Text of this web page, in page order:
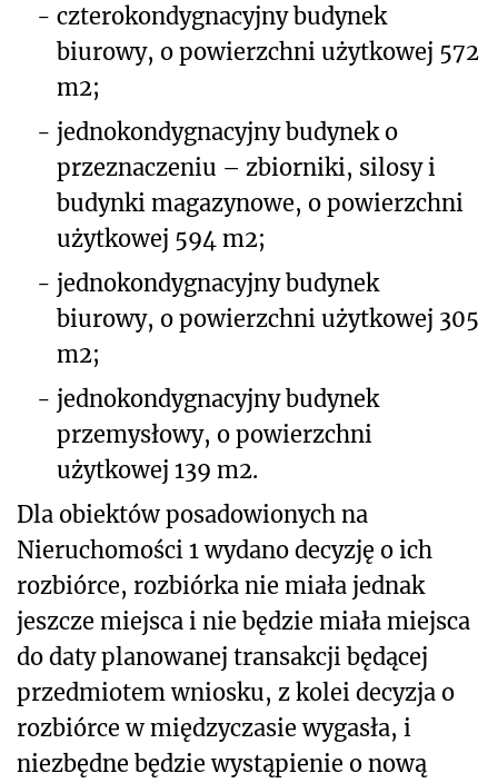
- czterokondygnacyjny budynek
biurowy, o powierzchni użytkowej 572
m2;
- jednokondygnacyjny budynek o
przeznaczeniu – zbiorniki, silosy i
budynki magazynowe, o powierzchni
użytkowej 594 m2;
- jednokondygnacyjny budynek
biurowy, o powierzchni użytkowej 305
m2;
- jednokondygnacyjny budynek
przemysłowy, o powierzchni
użytkowej 139 m2.
Dla obiektów posadowionych na
Nieruchomości 1 wydano decyzję o ich
rozbiórce, rozbiórka nie miała jednak
jeszcze miejsca i nie będzie miała miejsca
do daty planowanej transakcji będącej
przedmiotem wniosku, z kolei decyzja o
rozbiórce w międzyczasie wygasła, i
niezbędne będzie wystąpienie o nową